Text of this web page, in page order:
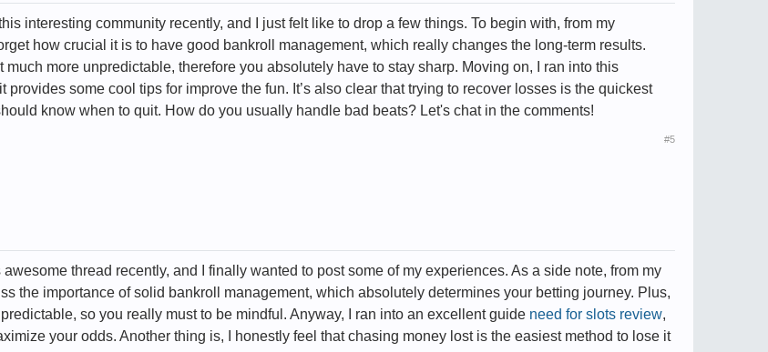
interesting community recently, and I just felt like to drop a few things. To begin with, from my
how crucial it is to have good bankroll management, which really changes the long-term results.
much more unpredictable, therefore you absolutely have to stay sharp. Moving on, I ran into this
provides some cool tips for improve the fun. It’s also clear that trying to recover losses is the quickest
know when to quit. How do you usually handle bad beats? Let's chat in the comments!
#5
thread recently, and I finally wanted to post some of my experiences. As a side note, from my
the importance of solid bankroll management, which absolutely determines your betting journey. Plus,
so you really must to be mindful. Anyway, I ran into an excellent guide need for slots review,
your odds. Another thing is, I honestly feel that chasing money lost is the easiest method to lose it